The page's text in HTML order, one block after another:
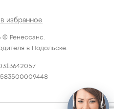
© Ренессанс.
в Подольске.
избранное